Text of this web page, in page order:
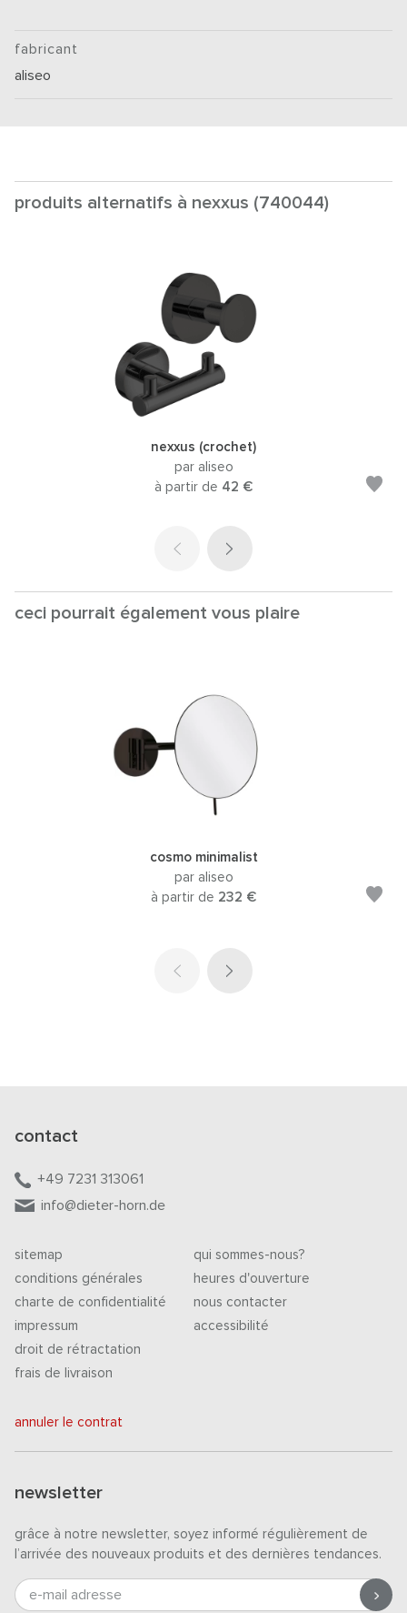
fabricant
aliseo
produits alternatifs à nexxus (740044)
nexxus (crochet)
par aliseo
à partir de 42 €
ceci pourrait également vous plaire
cosmo minimalist
par aliseo
à partir de 232 €
contact
+49 7231 313061
info@dieter-horn.de
sitemap
conditions générales
charte de confidentialité
impressum
droit de rétractation
frais de livraison
qui sommes-nous?
heures d'ouverture
nous contacter
accessibilité
annuler le contrat
newsletter
grâce à notre newsletter, soyez informé régulièrement de
l’arrivée des nouveaux produits et des dernières tendances.
e-mail adresse